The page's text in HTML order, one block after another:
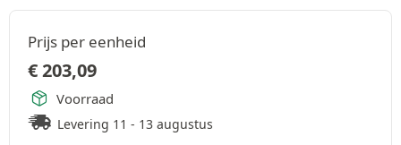
Prijs per eenheid
€203,09
Voorraad
Levering 11 - 13 augustus